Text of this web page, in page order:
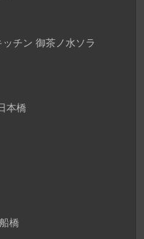
チン 御茶ノ水ソラ
本橋
橋